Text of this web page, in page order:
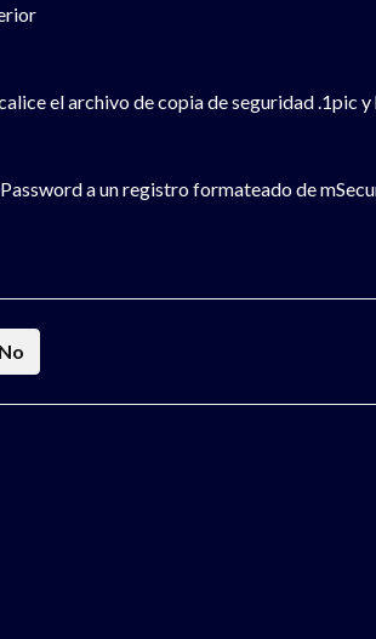
el archivo de copia de seguridad .1pic
a un registro formateado de
No